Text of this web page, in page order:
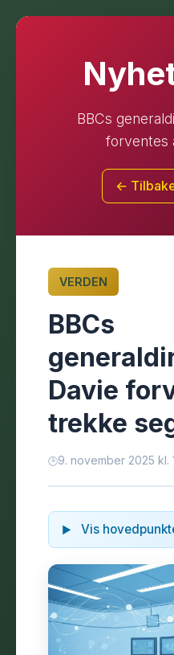
BBCs
forventes
←
VERDEN
BBCs
Davie
trekke
9. november 2025 kl.
Vis